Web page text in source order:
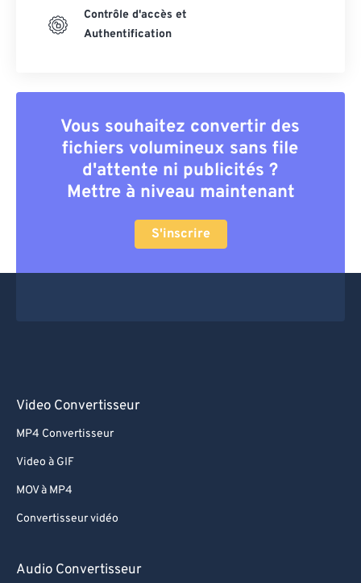
Contrôle d'accès et
Authentification
Vous souhaitez convertir des
fichiers volumineux sans file
d'attente ni publicités ?
Mettre à niveau maintenant
S'inscrire
Video Convertisseur
MP4 Convertisseur
Video à GIF
MOV à MP4
Convertisseur vidéo
Audio Convertisseur